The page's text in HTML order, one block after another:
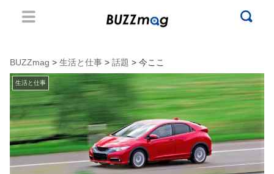
BUZZmag > 生活と仕事 > 話題 > 今ここ
生活と仕事